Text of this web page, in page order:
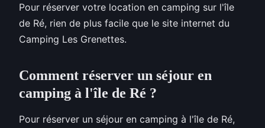
Pour réserver votre location en camping sur l'île
de Ré, rien de plus facile que le site internet du
Camping Les Grenettes.
Comment réserver un séjour en
camping à l'île de Ré ?
Pour réserver un séjour en camping à l'île de Ré,